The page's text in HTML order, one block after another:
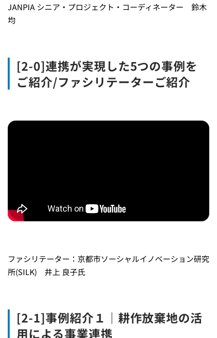
JANPIA シニア・プロジェクト・コーディネーター 鈴木
均
[2-0]連携が実現した5つの事例を
ご紹介/ファシリテーターご紹介
ファシリテーター：京都市ソーシャルイノベーション研究
所(SILK) 井上 良子氏
[2-1]事例紹介１｜耕作放棄地の活
用による事業連携